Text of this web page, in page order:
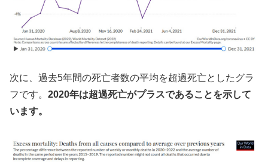
次に、過去5年間の死亡者数の平均を超過死亡としたグラ
フです。 2020年は超過死亡がプラスであることを示して
います。